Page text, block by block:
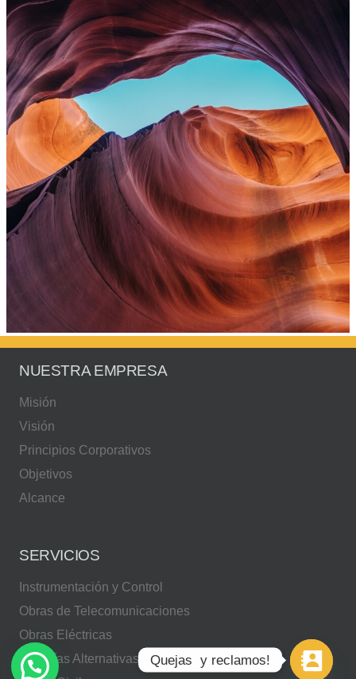
NUESTRA EMPRESA
Misión
Visión
Principios Corporativos
Objetivos
Alcance
SERVICIOS
Instrumentación y Control
Obras de Telecomunicaciones
Obras Eléctricas
Energías Alternativas¿Necesitas ayuda?Quejas  y reclamos!